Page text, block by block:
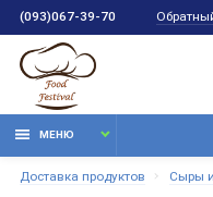
(093)067-39-70
МЕНЮ
Доставка продуктов Сыры